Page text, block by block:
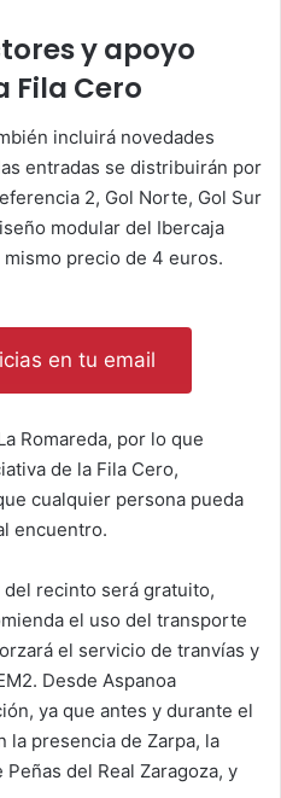
y apoyo
Fila Cero
incluirá novedades
entradas se distribuirán por
2, Gol Norte, Gol Sur
modular del Ibercaja
precio de 4 euros.
en tu email
Romareda, por lo que
de la Fila Cero,
cualquier persona pueda
encuentro.
del recinto será gratuito,
el uso del transporte
el servicio de tranvías y
Desde Aspanoa
ya que antes y durante el
la presencia de Zarpa, la
del Real Zaragoza, y